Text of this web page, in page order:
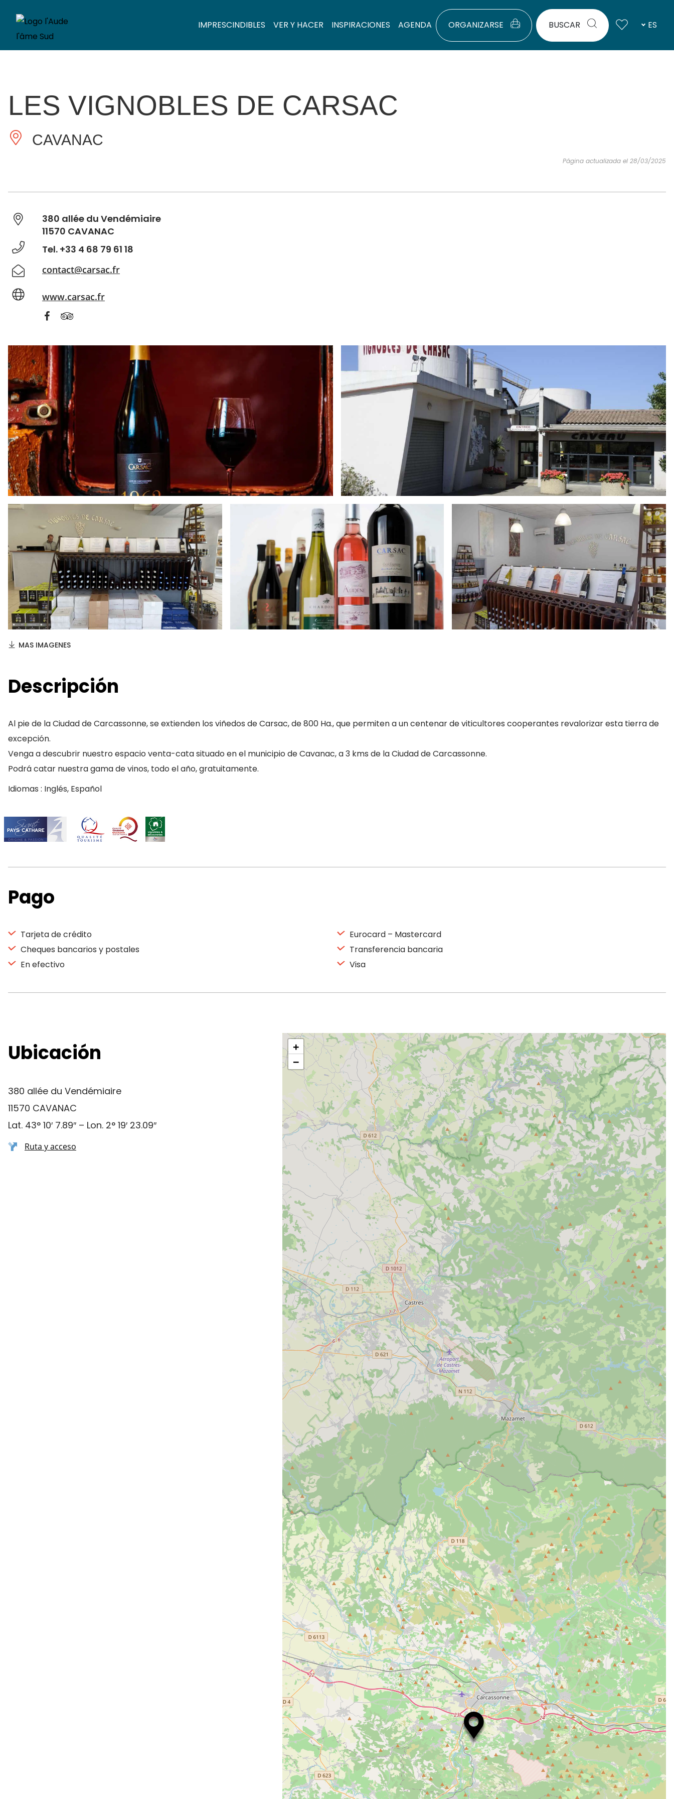
IMPRESCINDIBLES VER Y HACER INSPIRACIONES AGENDA ORGANIZARSE BUSCAR ES
LES VIGNOBLES DE CARSAC
CAVANAC
Página actualizada el 28/03/2025
380 allée du Vendémiaire
11570 CAVANAC
Tel. +33 4 68 79 61 18
contact@carsac.fr
www.carsac.fr
MAS IMAGENES
Descripción
Al pie de la Ciudad de Carcassonne, se extienden los viñedos de Carsac, de 800 Ha., que permiten a un centenar de viticultores cooperantes revalorizar esta tierra de
excepción.
Venga a descubrir nuestro espacio venta-cata situado en el municipio de Cavanac, a 3 kms de la Ciudad de Carcassonne.
Podrá catar nuestra gama de vinos, todo el año, gratuitamente.
Idiomas : Inglés, Español
Pago
Tarjeta de crédito
Cheques bancarios y postales
En efectivo
Eurocard – Mastercard
Transferencia bancaria
Visa
Ubicación
380 allée du Vendémiaire
11570 CAVANAC
Lat. 43° 10′ 7.89″ – Lon. 2° 19′ 23.09″
Ruta y acceso
+
−